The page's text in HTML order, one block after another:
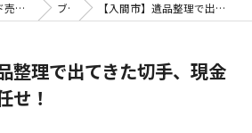
入間市で金・ブランド売るなら買取大吉 ウエスタ武蔵藤沢店 ブログ 【入間市】遺品整理で出てきた切手、現金化は当店にお任せ！
整理で出てきた切手、現金
せ！